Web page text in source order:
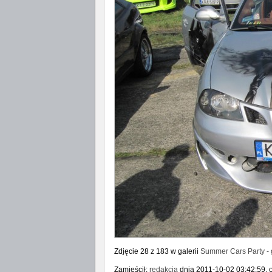
Zdjęcie 28 z 183 w galerii Summer Cars Party
Zamieścił: redakcjadnia 2011-10-02 03:42:59,